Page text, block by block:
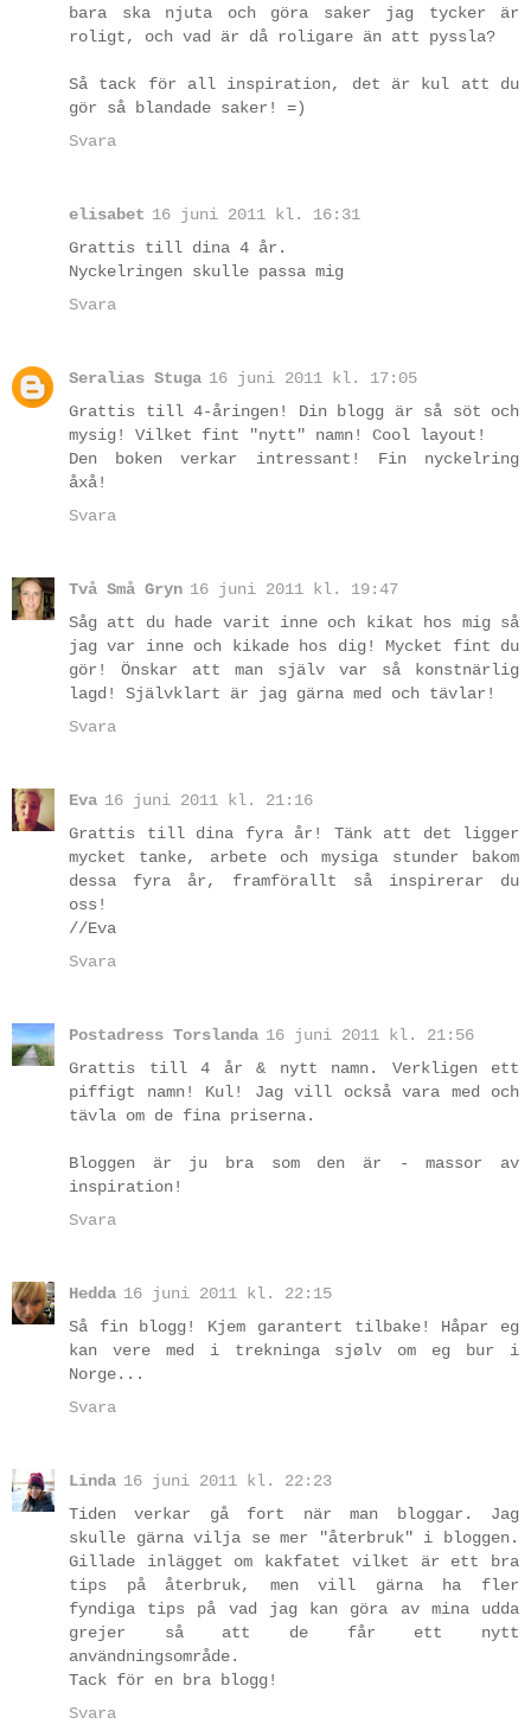
bara ska njuta och göra saker jag tycker är
roligt, och vad är då roligare än att pyssla?
Så tack för all inspiration, det är kul att du
gör så blandade saker! =)
Svara
elisabet 16 juni 2011 kl. 16:31
Grattis till dina 4 år.
Nyckelringen skulle passa mig
Svara
Seralias Stuga 16 juni 2011 kl. 17:05
Grattis till 4-åringen! Din blogg är så söt och
mysig! Vilket fint "nytt" namn! Cool layout!
Den boken verkar intressant! Fin nyckelring
åxå!
Svara
Två Små Gryn 16 juni 2011 kl. 19:47
Såg att du hade varit inne och kikat hos mig så
jag var inne och kikade hos dig! Mycket fint du
gör! Önskar att man själv var så konstnärlig
lagd! Självklart är jag gärna med och tävlar!
Svara
Eva 16 juni 2011 kl. 21:16
Grattis till dina fyra år! Tänk att det ligger
mycket tanke, arbete och mysiga stunder bakom
dessa fyra år, framförallt så inspirerar du
oss!
//Eva
Svara
Postadress Torslanda 16 juni 2011 kl. 21:56
Grattis till 4 år & nytt namn. Verkligen ett
piffigt namn! Kul! Jag vill också vara med och
tävla om de fina priserna.
Bloggen är ju bra som den är - massor av
inspiration!
Svara
Hedda 16 juni 2011 kl. 22:15
Så fin blogg! Kjem garantert tilbake! Håpar eg
kan vere med i trekninga sjølv om eg bur i
Norge...
Svara
Linda 16 juni 2011 kl. 22:23
Tiden verkar gå fort när man bloggar. Jag
skulle gärna vilja se mer "återbruk" i bloggen.
Gillade inlägget om kakfatet vilket är ett bra
tips på återbruk, men vill gärna ha fler
fyndiga tips på vad jag kan göra av mina udda
grejer så att de får ett nytt
användningsområde.
Tack för en bra blogg!
Svara